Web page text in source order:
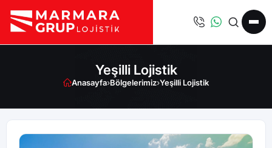
Yeşilli Lojistik
Anasayfa›Bölgelerimiz›Yeşilli Lojistik